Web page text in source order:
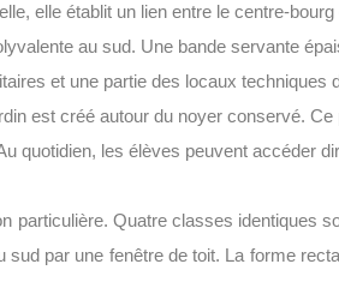
elle établit un lien entre le centre-
au sud. Une bande servante
et une partie des locaux techniques
est créé autour du noyer conservé.
quotidien, les élèves peuvent accéder
particulière. Quatre classes identiques
sud par une fenêtre de toit. La forme